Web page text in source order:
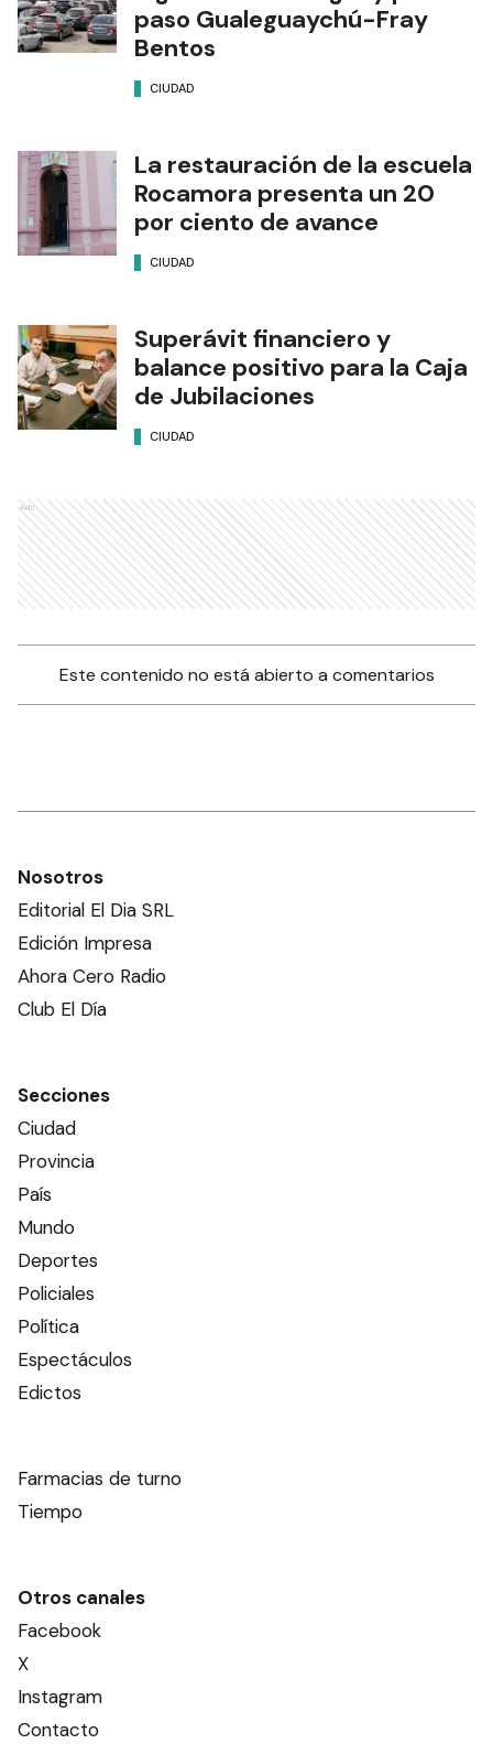
paso Gualeguaychú-Fray
Bentos
CIUDAD
La restauración de la escuela
Rocamora presenta un 20
por ciento de avance
CIUDAD
Superávit financiero y
balance positivo para la Caja
de Jubilaciones
CIUDAD
Ads
Este contenido no está abierto a comentarios
Nosotros
Editorial El Dia SRL
Edición Impresa
Ahora Cero Radio
Club El Día
Secciones
Ciudad
Provincia
País
Mundo
Deportes
Policiales
Política
Espectáculos
Edictos
Farmacias de turno
Tiempo
Otros canales
Facebook
X
Instagram
Contacto